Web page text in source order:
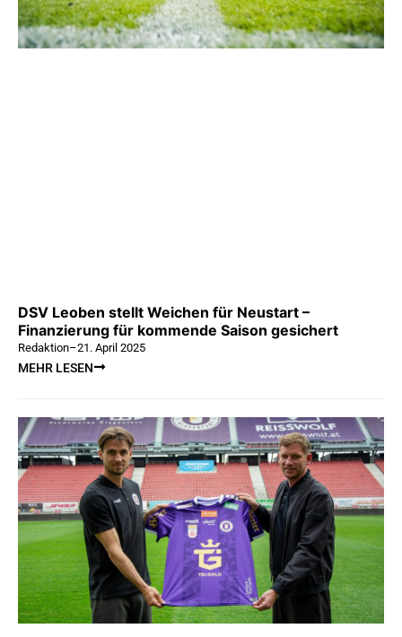
DSV Leoben stellt Weichen für Neustart –
Finanzierung für kommende Saison gesichert
Redaktion–21. April 2025
MEHR LESEN